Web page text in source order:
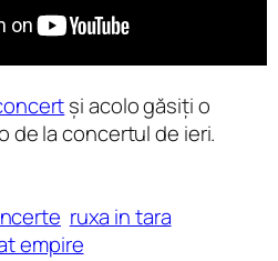
și acolo găsiți o
de la concertul de ieri.
ruxa in tara
empire